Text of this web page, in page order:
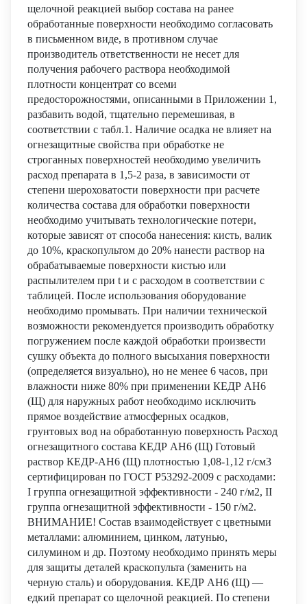
щелочной реакцией выбор состава на ранее
обработанные поверхности необходимо согласовать
в письменном виде, в противном случае
производитель ответственности не несет для
получения рабочего раствора необходимой
плотности концентрат со всеми
предосторожностями, описанными в Приложении 1,
разбавить водой, тщательно перемешивая, в
соответствии с табл.1. Наличие осадка не влияет на
огнезащитные свойства при обработке не
строганных поверхностей необходимо увеличить
расход препарата в 1,5-2 раза, в зависимости от
степени шероховатости поверхности при расчете
количества состава для обработки поверхности
необходимо учитывать технологические потери,
которые зависят от способа нанесения: кисть, валик
до 10%, краскопультом до 20% нанести раствор на
обрабатываемые поверхности кистью или
распылителем при t и с расходом в соответствии с
таблицей. После использования оборудование
необходимо промывать. При наличии технической
возможности рекомендуется производить обработку
погружением после каждой обработки произвести
сушку объекта до полного высыхания поверхности
(определяется визуально), но не менее 6 часов, при
влажности ниже 80% при применении КЕДР АН6
(Щ) для наружных работ необходимо исключить
прямое воздействие атмосферных осадков,
грунтовых вод на обработанную поверхность Расход
огнезащитного состава КЕДР АН6 (Щ) Готовый
раствор КЕДР-АН6 (Щ) плотностью 1,08-1,12 г/см3
сертифицирован по ГОСТ Р53292-2009 с расходами:
I группа огнезащитной эффективности - 240 г/м2, II
группа огнезащитной эффективности - 150 г/м2.
ВНИМАНИЕ! Состав взаимодействует с цветными
металлами: алюминием, цинком, латунью,
силумином и др. Поэтому необходимо принять меры
для защиты деталей краскопульта (заменить на
черную сталь) и оборудования. КЕДР АН6 (Щ) —
едкий препарат со щелочной реакцией. По степени